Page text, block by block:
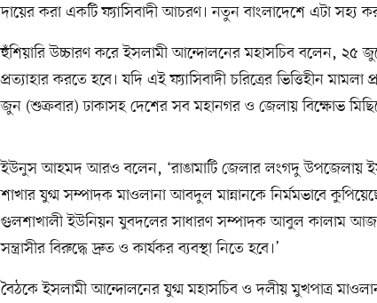
দায়ের করা একটি ফ্যাসিবাদী আচরণ। নতুন বাংলাদেশে এটা সহ্য
হুঁশিয়ারি উচ্চারণ করে ইসলামী আন্দোলনের মহাসচিব বলেন, ২৫
প্রত্যাহার করতে হবে। যদি এই ফ্যাসিবাদী চরিত্রের ভিত্তিহীন
জুন (শুক্রবার) ঢাকাসহ দেশের সব মহানগর ও জেলায় বিক্ষোভ
ইউনুস আহমদ আরও বলেন, ‘রাঙামাটি জেলার লংগদু উপজেলায়
শাখার যুগ্ম সম্পাদক মাওলানা আবদুল মান্নানকে নির্মমভাবে
গুলশাখালী ইউনিয়ন যুবদলের সাধারণ সম্পাদক আবুল কালাম
সন্ত্রাসীর বিরুদ্ধে দ্রুত ও কার্যকর ব্যবস্থা নিতে হবে।’
বৈঠকে ইসলামী আন্দোলনের যুগ্ম মহাসচিব ও দলীয় মুখপাত্র